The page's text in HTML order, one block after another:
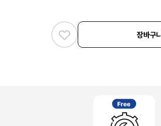
장바구니